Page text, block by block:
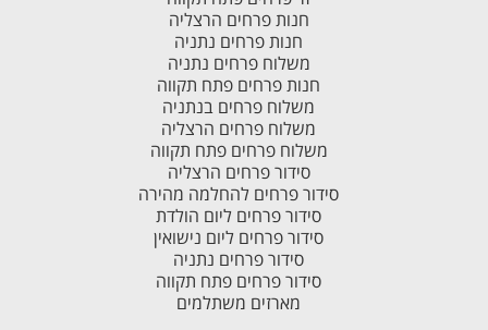
חנות פרחים הרצליה
חנות פרחים נתניה
משלוח פרחים נתניה
חנות פרחים פתח תקווה
משלוח פרחים בנתניה
משלוח פרחים הרצליה
משלוח פרחים פתח תקווה
סידור פרחים הרצליה
סידור פרחים להחלמה מהירה
סידור פרחים ליום הולדת
סידור פרחים ליום נישואין
סידור פרחים נתניה
סידור פרחים פתח תקווה
מארזים משתלמים